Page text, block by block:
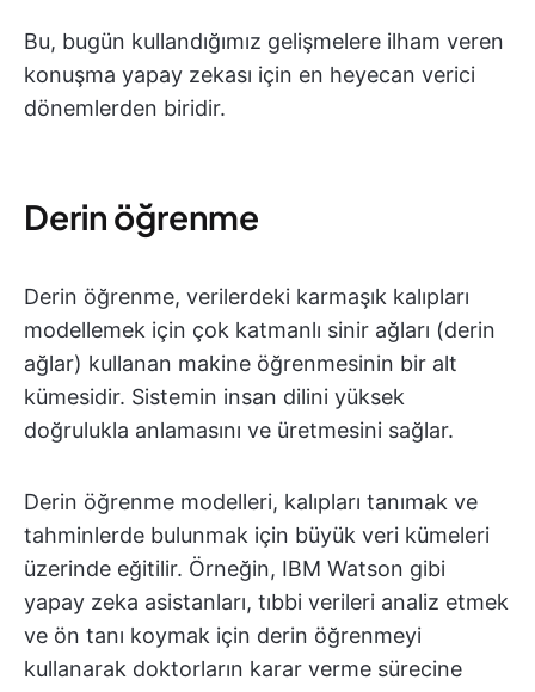
Bu, bugün kullandığımız gelişmelere ilham veren
konuşma yapay zekası için en heyecan verici
dönemlerden biridir.
Derin öğrenme
Derin öğrenme, verilerdeki karmaşık kalıpları
modellemek için çok katmanlı sinir ağları (derin
ağlar) kullanan makine öğrenmesinin bir alt
kümesidir. Sistemin insan dilini yüksek
doğrulukla anlamasını ve üretmesini sağlar.
Derin öğrenme modelleri, kalıpları tanımak ve
tahminlerde bulunmak için büyük veri kümeleri
üzerinde eğitilir. Örneğin, IBM Watson gibi
yapay zeka asistanları, tıbbi verileri analiz etmek
ve ön tanı koymak için derin öğrenmeyi
kullanarak doktorların karar verme sürecine